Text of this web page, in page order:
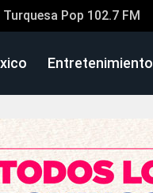
Turquesa Pop 102.7 FM
Entretenimiento